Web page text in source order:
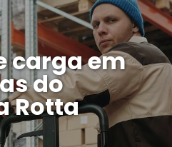
carga em
do
Rotta